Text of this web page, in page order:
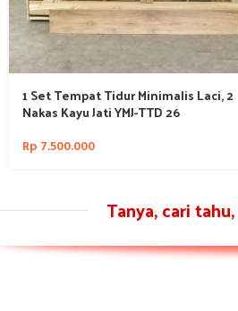
1 Set Tempat Tidur Minimalis Laci, 2
Nakas Kayu Jati YMJ-TTD 26
Rp 7.500.000
Tanya, cari